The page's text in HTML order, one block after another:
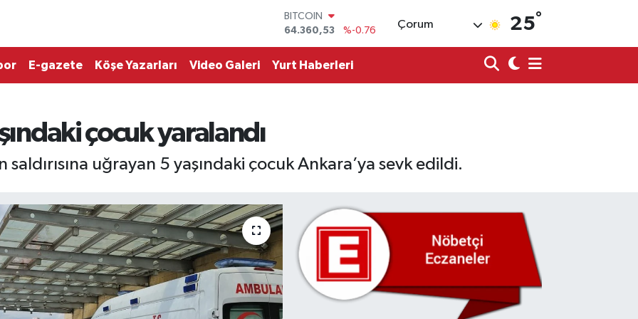
DOLAR
47,7143
%0.16
EURO
55,0317
%-0.02
Çorum 25°
E-gazete Köşe Yazarları Video Galeri Yurt Haberleri
çocuk yaralandı
uğrayan 5 yaşındaki çocuk Ankara’ya sevk edildi.